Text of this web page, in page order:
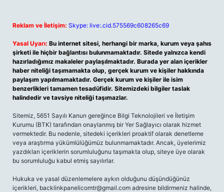
Reklam ve İletişim: Skype: live:.cid.575569c608265c69
Yasal Uyarı: Bu internet sitesi, herhangi bir marka, kurum veya şahıs
şirketi ile hiçbir bağlantısı bulunmamaktadır. Sitede yalnızca kendi
hazırladığımız makaleler paylaşılmaktadır. Burada yer alan içerikler
haber niteliği taşımamakta olup, gerçek kurum ve kişiler hakkında
paylaşım yapılmamaktadır. Gerçek kurum ve kişiler ile isim
benzerlikleri tamamen tesadüfidir. Sitemizdeki bilgiler taslak
halindedir ve tavsiye niteliği taşımazlar.
Sitemiz, 5651 Sayılı Kanun gereğince Bilgi Teknolojileri ve İletişim
Kurumu (BTK) tarafından onaylanmış bir Yer Sağlayıcı olarak hizmet
vermektedir. Bu nedenle, sitedeki içerikleri proaktif olarak denetleme
veya araştırma yükümlülüğümüz bulunmamaktadır. Ancak, üyelerimiz
yazdıkları içeriklerin sorumluluğunu taşımakta olup, siteye üye olarak
bu sorumluluğu kabul etmiş sayılırlar.
Hukuka ve yasal düzenlemelere aykırı olduğunu düşündüğünüz
içerikleri, backlinkpanelicomtr@gmail.com adresine bildirmeniz halinde,